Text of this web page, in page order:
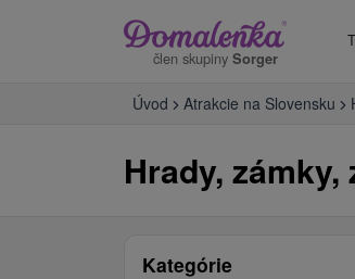
člen skupiny Sorger
Úvod Atrakcie na Slovensku
Hrady,
Kategórie